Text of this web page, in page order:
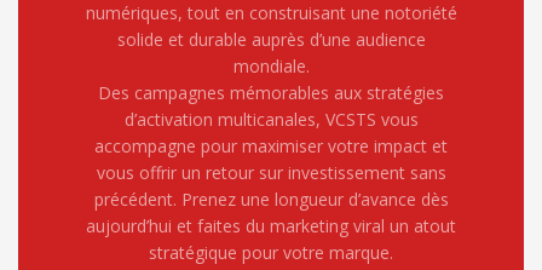
numériques, tout en construisant une notoriété
solide et durable auprès d’une audience
mondiale.
Des campagnes mémorables aux stratégies
d’activation multicanales, VCSTS vous
accompagne pour maximiser votre impact et
vous offrir un retour sur investissement sans
précédent. Prenez une longueur d’avance dès
aujourd’hui et faites du marketing viral un atout
stratégique pour votre marque.